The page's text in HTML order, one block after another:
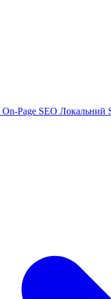
On-Page SEO Локальний